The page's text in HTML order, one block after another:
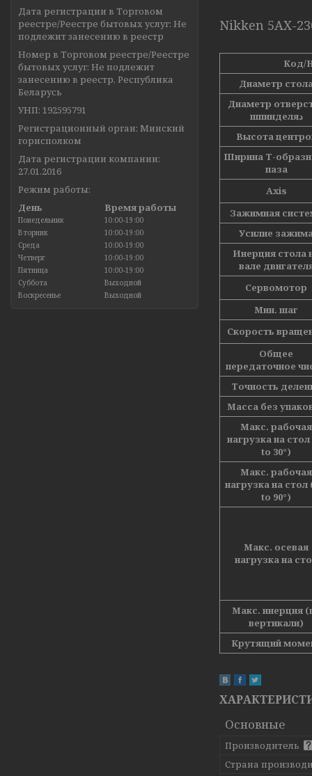
Nikken 5AX-
Код/
Диаметр
Диаметр
шпинделяد
Высота
Ширина T-
паза
Axis
Зажимная
Усилие
Инерция стола
вале
Сервомотор
Мин. шаг
Скорость
Общее
передаточное
Точность
Масса без
Макс. рабочая
нагрузка на стол
to 30°)
Макс. рабочая
нагрузка на стол
to 90°)
Макс. осевая
нагрузка на
Макс. инерция
вертикали)
Крутящий
Основные
Производитель
Страна
Дата регистрации в Торговом
реестре/Реестре бытовых услуг: Не
подлежит занесению в реестр
Номер в Торговом реестре/Реестре
бытовых услуг: Не подлежит
занесению в реестр, Республика
Беларусь
УНП: 192595791
Регистрационный орган: Минский
горисполком
Дата регистрации компании:
27.01.2016
Режим работы:
День
Время работы
Понедельник
10:00-19:00
Вторник
10:00-19:00
Среда
10:00-19:00
Четверг
10:00-19:00
Пятница
10:00-19:00
Суббота
Выходной
Воскресенье
Выходной